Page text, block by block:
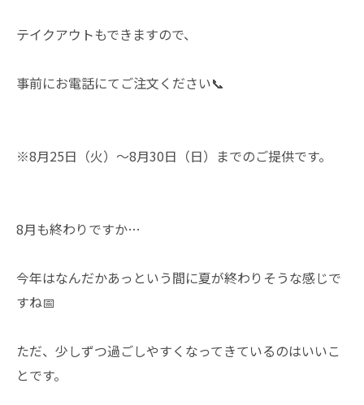
テイクアウトもできますので、
事前にお電話にてご注文ください📞
※8月25日（火）～8月30日（日）までのご提供です。
8月も終わりですか…
今年はなんだかあっという間に夏が終わりそうな感じで
すね📅
ただ、少しずつ過ごしやすくなってきているのはいいこ
とです。